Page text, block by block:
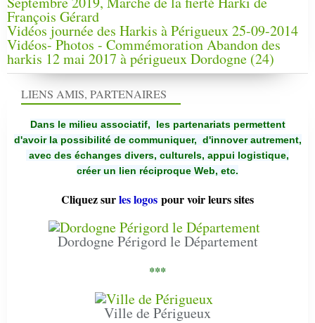
François Gérard
Vidéos journée des Harkis à Périgueux 25-09-2014
Vidéos- Photos - Commémoration Abandon des
harkis 12 mai 2017 à périgueux Dordogne (24)
LIENS AMIS, PARTENAIRES
Dans le milieu associatif, les partenariats permettent
d'avoir la possibilité de communiquer, d'innover autrement,
avec des échanges divers, culturels, appui logistique,
créer un lien réciproque Web, etc.
Cliquez surles logos pour voir leurs sites
Dordogne Périgord le Département
***
Ville de Périgueux